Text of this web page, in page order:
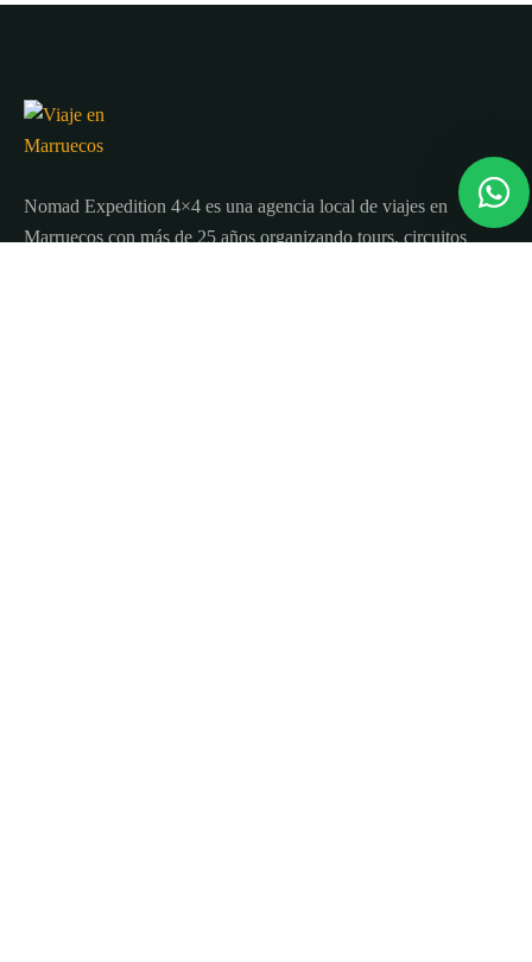
Nomad Expedition 4×4 es una agencia local de viajes en
Marruecos con más de 25 años organizando tours, circuitos